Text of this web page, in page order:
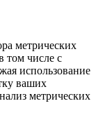
метрических
том числе с
использование
ваших
метрических